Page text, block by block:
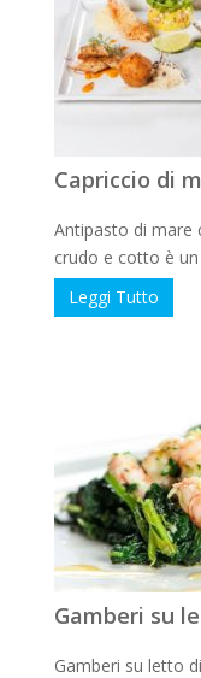
Capriccio di
Antipasto di mare
crudo e cotto è
Leggi Tutto
Gamberi su
Gamberi su letto